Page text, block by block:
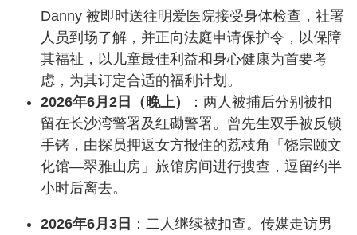
Danny 被即时送往明爱医院接受身体检查，社署
人员到场了解，并正向法庭申请保护令，以保障
其福祉，以儿童最佳利益和身心健康为首要考
虑，为其订定合适的福利计划。
2026年6月2日（晚上）
：两人被捕后分别被扣
留在长沙湾警署及红磡警署。曾先生双手被反锁
手铐，由探员押返女方报住的荔枝角「饶宗颐文
化馆—翠雅山房」旅馆房间进行搜查，逗留约半
小时后离去。
2026年6月3日 ：二人继续被扣查。传媒走访男